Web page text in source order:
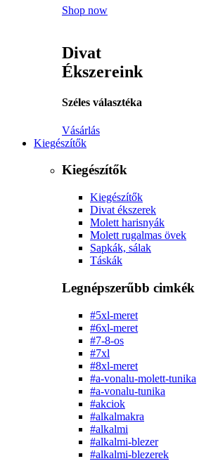
Shop now
Divat
Ékszereink
Széles választéka
Vásárlás
Kiegészítők
Kiegészítők
Kiegészítők
Divat ékszerek
Molett harisnyák
Molett rugalmas övek
Sapkák, sálak
Táskák
Legnépszerűbb cimkék
#5xl-meret
#6xl-meret
#7-8-os
#7xl
#8xl-meret
#a-vonalu-molett-tunika
#a-vonalu-tunika
#akciok
#alkalmakra
#alkalmi
#alkalmi-blezer
#alkalmi-blezerek